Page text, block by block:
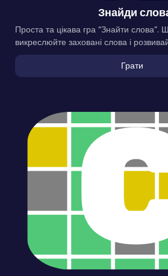
Знайди
Проста та цікава гра “Знайти слова”.
викреслюйте заховані слова і
Грати